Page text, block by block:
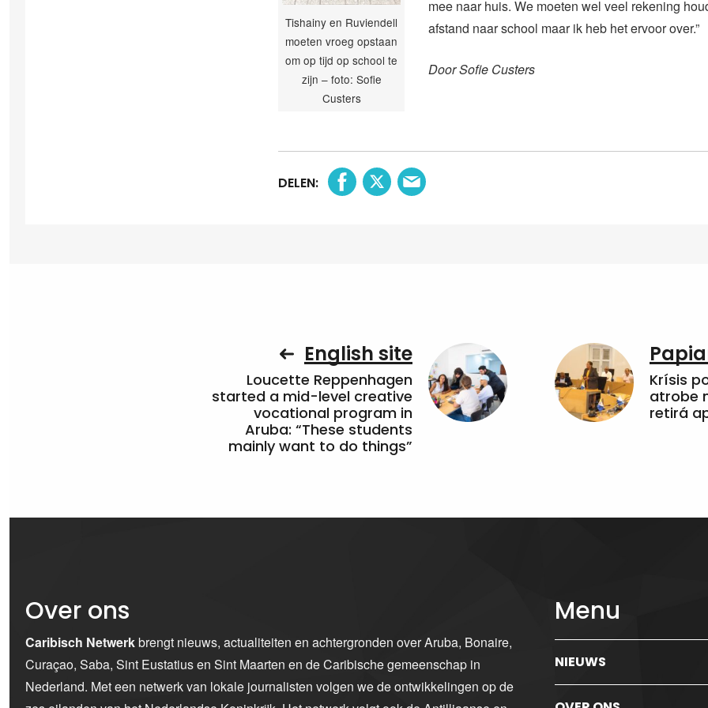
Tishainy en Ruviendell
moeten vroeg opstaan
om op tijd op school te
zijn – foto: Sofie
Custers
mee naar huis. We moeten wel veel rekening
afstand naar school maar ik heb het ervoor over.”
Door Sofie Custers
DELEN:
English site
Loucette Reppenhagen
started a mid-level creative
vocational program in
Aruba: “These students
mainly want to do things”
Krísis
atrobe
retirá
Over ons
Caribisch Netwerkbrengt nieuws, actualiteiten en achtergronden over Aruba, Bonaire,
Curaçao, Saba, Sint Eustatius en Sint Maarten en de Caribische gemeenschap in
Nederland. Met een netwerk van lokale journalisten volgen we de ontwikkelingen op de
Menu
NIEUWS